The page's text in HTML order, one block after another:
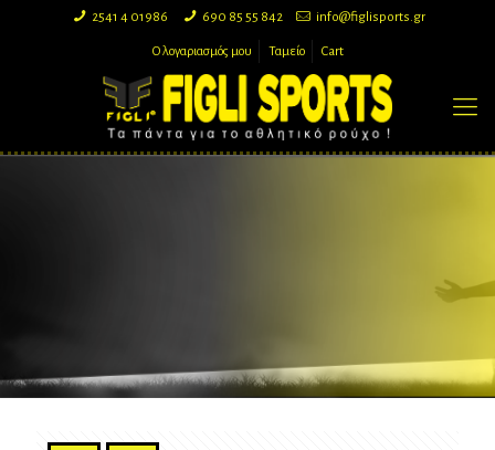
2541 4 01986 690 85 55 842 info@figlisports.gr
Ο λογαριασμός μου Ταμείο Cart